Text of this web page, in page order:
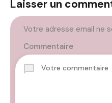
Laisser un
Votre adresse email ne
Commentaire